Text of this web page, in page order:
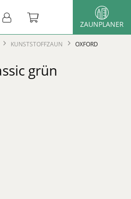
ZAUNPLANER
KUNSTSTOFFZAUN OXFORD
grün